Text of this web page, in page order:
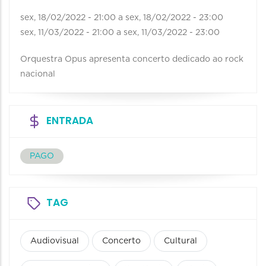
sex, 18/02/2022 - 21:00 a sex, 18/02/2022 - 23:00
sex, 11/03/2022 - 21:00 a sex, 11/03/2022 - 23:00
Orquestra Opus apresenta concerto dedicado ao rock
nacional
ENTRADA
PAGO
TAG
Audiovisual Concerto Cultural